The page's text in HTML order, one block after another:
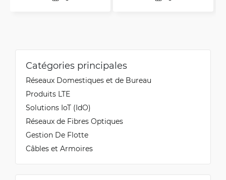
Catégories principales
Réseaux Domestiques et de Bureau
Produits LTE
Solutions IoT (IdO)
Réseaux de Fibres Optiques
Gestion De Flotte
Câbles et Armoires